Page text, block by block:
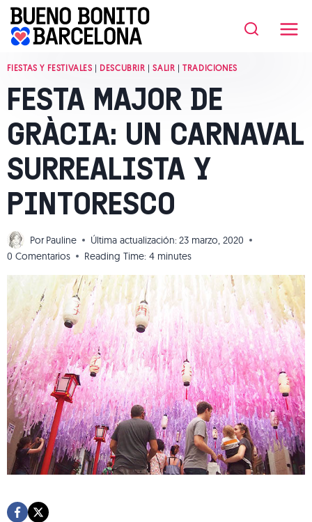
Saltar
contenido
FIESTAS Y FESTIVALES | DESCUBRIR |SALIR |TRADICIONES
FESTA MAJOR DE
GRÀCIA: UN CARNAVAL
SURREALISTA Y
PINTORESCO
Por Pauline Última actualización: 23 marzo, 2020
0 Comentarios
Reading Time: 4 minutes